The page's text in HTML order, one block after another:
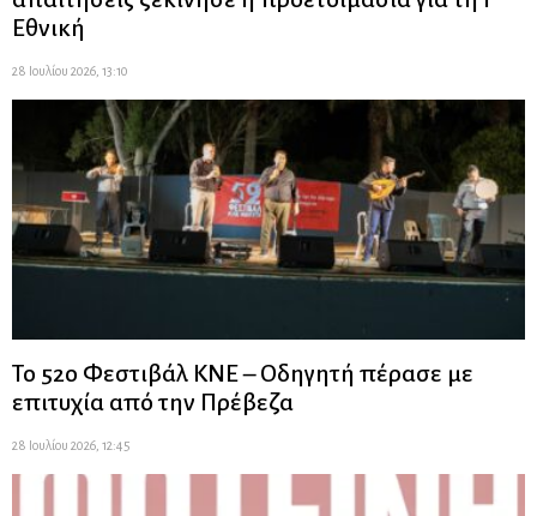
Εθνική
28 Ιουλίου 2026, 13:10
Το 52ο Φεστιβάλ ΚΝΕ – Οδηγητή πέρασε με
επιτυχία από την Πρέβεζα
28 Ιουλίου 2026, 12:45